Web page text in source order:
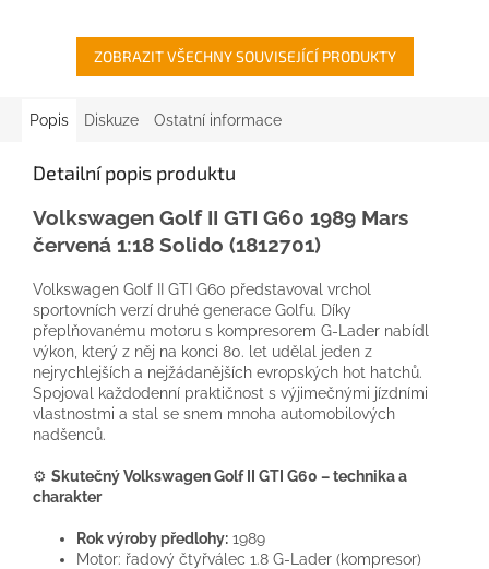
ZOBRAZIT VŠECHNY SOUVISEJÍCÍ PRODUKTY
Popis Diskuze Ostatní informace
Detailní popis produktu
Volkswagen Golf II GTI G60 1989 Mars
červená 1:18 Solido (1812701)
Volkswagen Golf II GTI G60 představoval vrchol
sportovních verzí druhé generace Golfu. Díky
přeplňovanému motoru s kompresorem G-Lader nabídl
výkon, který z něj na konci 80. let udělal jeden z
nejrychlejších a nejžádanějších evropských hot hatchů.
Spojoval každodenní praktičnost s výjimečnými jízdními
vlastnostmi a stal se snem mnoha automobilových
nadšenců.
⚙️ Skutečný Volkswagen Golf II GTI G60 – technika a
charakter
Rok výroby předlohy: 1989
Motor: řadový čtyřválec 1.8 G-Lader (kompresor)